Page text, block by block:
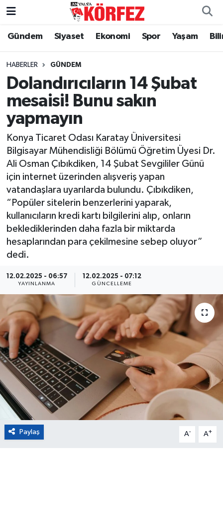
Gündem Siyaset Ekonomi Spor Yaşam
HABERLER GÜNDEM
Dolandırıcıların 14 Şubat
mesaisi! Bunu sakın
yapmayın
Konya Ticaret Odası Karatay Üniversitesi
Bilgisayar Mühendisliği Bölümü Öğretim Üyesi Dr.
Ali Osman Çıbıkdiken, 14 Şubat Sevgililer Günü
için internet üzerinden alışveriş yapan
vatandaşlara uyarılarda bulundu. Çıbıkdiken,
“Popüler sitelerin benzerlerini yaparak,
kullanıcıların kredi kartı bilgilerini alıp, onların
beklediklerinden daha fazla bir miktarda
hesaplarından para çekilmesine sebep oluyor”
dedi.
12.02.2025 - 06:57
YAYINLANMA
12.02.2025 - 07:12
GÜNCELLEME
Paylaş A- A+
Gündem
Siyaset
Yerel Yönetim
Ekonomi
Spor
Yaşam
Asayiş
Dünya
Eğitim
Magazin
Turizm
Çevre
Kültür ve Sanat
Sivil Toplum
Tarım
Nöbetçi Eczaneler
Hava Durumu
Trafik Durumu
Süper Lig Puan Durumu ve Fikstür
Tüm Manşetler
Son Dakika Haberleri
Haber Arşivi